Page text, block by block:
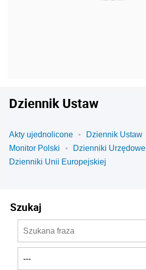
Dziennik Ustaw
Akty ujednolicone
Dziennik Ustaw
Monitor Polski
Dzienniki Urzędowe
Dzienniki Unii Europejskiej
Szukaj